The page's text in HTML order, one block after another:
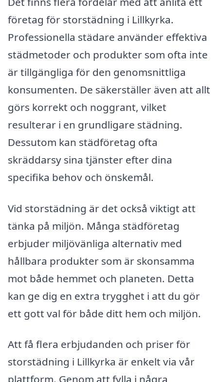
företag för storstädning i Lillkyrka.
Professionella städare använder effektiva
städmetoder och produkter som ofta inte
är tillgängliga för den genomsnittliga
konsumenten. De säkerställer även att allt
görs korrekt och noggrant, vilket
resulterar i en grundligare städning.
Dessutom kan städföretag ofta
skräddarsy sina tjänster efter dina
specifika behov och önskemål.
Vid storstädning är det också viktigt att
tänka på miljön. Många städföretag
erbjuder miljövänliga alternativ med
hållbara produkter som är skonsamma
mot både hemmet och planeten. Detta
kan ge dig en extra trygghet i att du gör
ett gott val för både ditt hem och miljön.
Att få flera erbjudanden och priser för
storstädning i Lillkyrka är enkelt via vår
plattform. Genom att fylla i några